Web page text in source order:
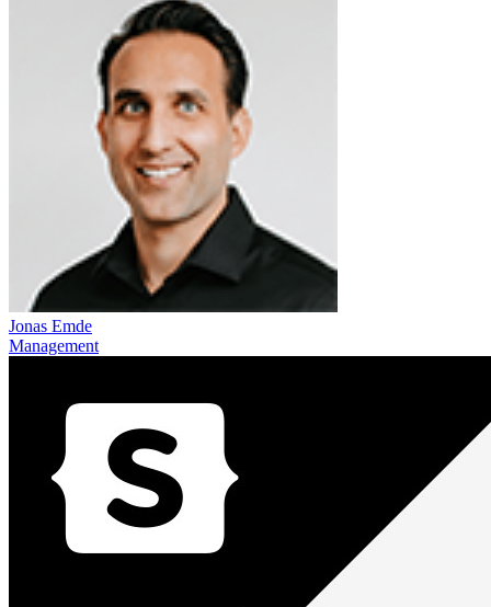
Jonas Emde
Management